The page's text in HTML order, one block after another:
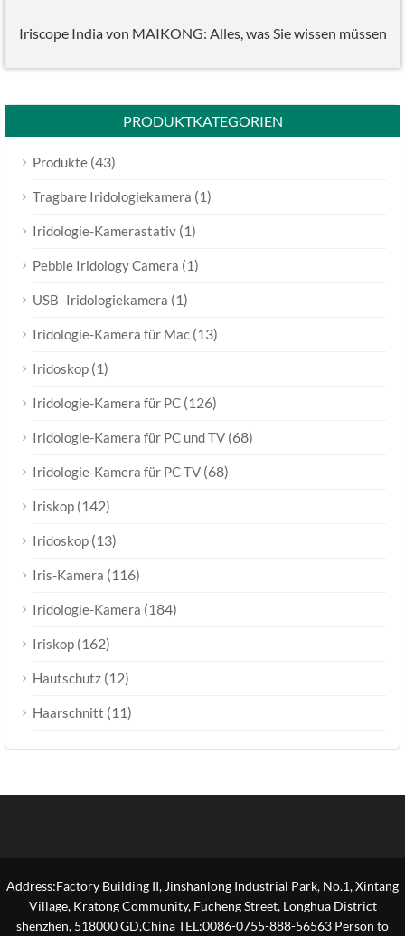
Iriscope India von MAIKONG: Alles, was Sie wissen müssen
PRODUKTKATEGORIEN
Produkte (43)
Tragbare Iridologiekamera (1)
Iridologie-Kamerastativ (1)
Pebble Iridology Camera (1)
USB -Iridologiekamera (1)
Iridologie-Kamera für Mac (13)
Iridoskop (1)
Iridologie-Kamera für PC (126)
Iridologie-Kamera für PC und TV (68)
Iridologie-Kamera für PC-TV (68)
Iriskop (142)
Iridoskop (13)
Iris-Kamera (116)
Iridologie-Kamera (184)
Iriskop (162)
Hautschutz (12)
Haarschnitt (11)
Address:Factory Building II, Jinshanlong Industrial Park, No.1, Xintang
Village, Kratong Community, Fucheng Street, Longhua District
shenzhen, 518000 GD,China TEL:0086-0755-888-56563 Person to